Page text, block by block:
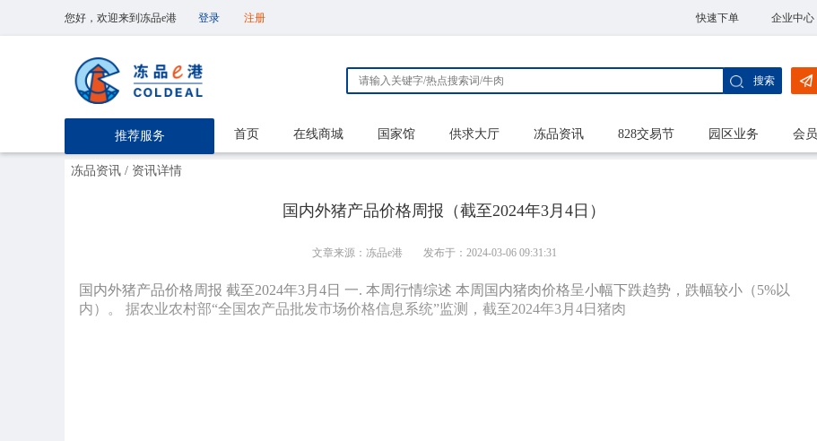
您好，欢迎来到冻品e港 登录 注册 快速下单 企业中心
推荐服务
搜索
首页 在线商城 国家馆 供求大厅 冻品资讯 828交易节 园区业务 会
冻品资讯 / 资讯详情
国内外猪产品价格周报（截至2024年3月4日）
文章来源：冻品e港 发布于：2024-03-06 09:31:31
国内外猪产品价格周报 截至2024年3月4日 一. 本周行情综述 本周国内猪肉价格呈小幅下跌趋势，跌幅较小（5%以
内）。 据农业农村部“全国农产品批发市场价格信息系统”监测，截至2024年3月4日猪肉